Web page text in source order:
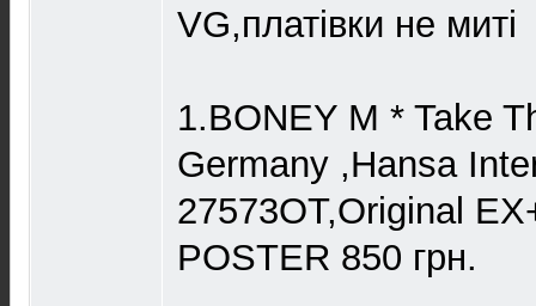
VG,платівки не миті
1.BONEY M * Take
Germany ,Hansa
27573OT,Original
POSTER 850 грн.